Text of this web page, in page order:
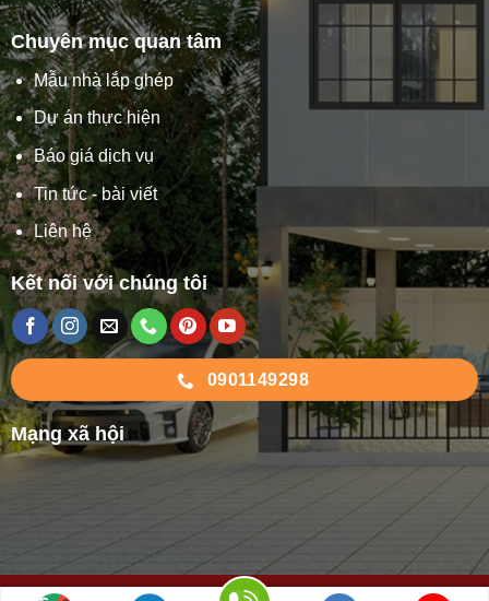
Chuyên mục quan tâm
Mẫu nhà lắp ghép
Dự án thực hiện
Báo giá dịch vụ
Tin tức - bài viết
Liên hệ
Kết nối với chúng tôi
0901149298
Mạng xã hội